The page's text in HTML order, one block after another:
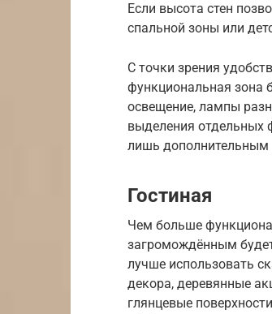
Если высота стен
спальной зоны или
С точки зрения
функциональная зона
освещение, лампы
выделения отдельных
лишь дополнительным
Гостиная
Чем больше
загромождённым
лучше использовать
декора, деревянные
глянцевые